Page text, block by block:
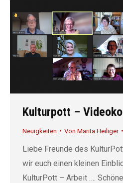
Kulturpott –
Neuigkeiten Von Marita Heiliger
Liebe Freunde des
wir euch einen kleinen
KulturPott – Arbeit ….